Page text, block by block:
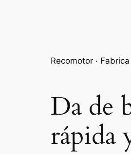
Recomotor ·
Da de
rápida